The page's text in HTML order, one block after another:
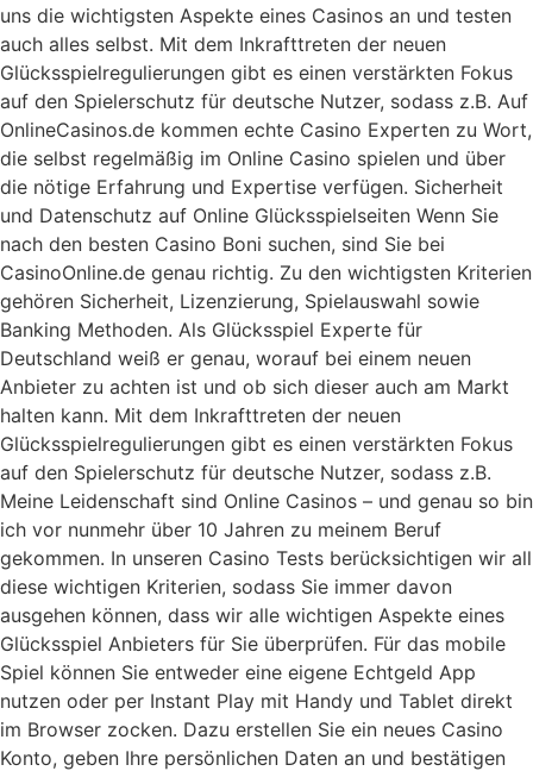
uns die wichtigsten Aspekte eines Casinos an und testen
auch alles selbst. Mit dem Inkrafttreten der neuen
Glücksspielregulierungen gibt es einen verstärkten Fokus
auf den Spielerschutz für deutsche Nutzer, sodass z.B. Auf
OnlineCasinos.de kommen echte Casino Experten zu Wort,
die selbst regelmäßig im Online Casino spielen und über
die nötige Erfahrung und Expertise verfügen. Sicherheit
und Datenschutz auf Online Glücksspielseiten Wenn Sie
nach den besten Casino Boni suchen, sind Sie bei
CasinoOnline.de genau richtig. Zu den wichtigsten Kriterien
gehören Sicherheit, Lizenzierung, Spielauswahl sowie
Banking Methoden. Als Glücksspiel Experte für
Deutschland weiß er genau, worauf bei einem neuen
Anbieter zu achten ist und ob sich dieser auch am Markt
halten kann. Mit dem Inkrafttreten der neuen
Glücksspielregulierungen gibt es einen verstärkten Fokus
auf den Spielerschutz für deutsche Nutzer, sodass z.B.
Meine Leidenschaft sind Online Casinos – und genau so bin
ich vor nunmehr über 10 Jahren zu meinem Beruf
gekommen. In unseren Casino Tests berücksichtigen wir all
diese wichtigen Kriterien, sodass Sie immer davon
ausgehen können, dass wir alle wichtigen Aspekte eines
Glücksspiel Anbieters für Sie überprüfen. Für das mobile
Spiel können Sie entweder eine eigene Echtgeld App
nutzen oder per Instant Play mit Handy und Tablet direkt
im Browser zocken. Dazu erstellen Sie ein neues Casino
Konto, geben Ihre persönlichen Daten an und bestätigen